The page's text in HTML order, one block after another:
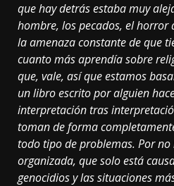
que hay detrás estaba muy
hombre, los pecados, el horror
la amenaza constante de que
cuanto más aprendía sobre
que, vale, así que estamos
un libro escrito por alguien
interpretación tras
toman de forma
todo tipo de problemas. Por
organizada, que solo está
genocidios y las situaciones